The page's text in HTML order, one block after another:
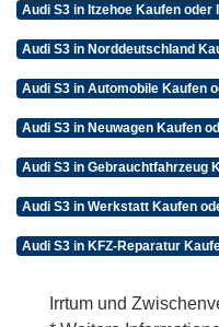
Audi S3 in Itzehoe Kaufen oder
Audi S3 in Norddeutschland
Audi S3 in Automobile Kaufen
Audi S3 in Neuwagen Kaufen
Audi S3 in Gebrauchtfahrzeug
Audi S3 in Werkstatt Kaufen
Audi S3 in KFZ-Reparatur
Irrtum und